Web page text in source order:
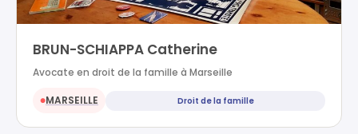
BRUN-SCHIAPPA Catherine
Avocate en droit de la famille à Marseille
●MARSEILLE Droit de la famille